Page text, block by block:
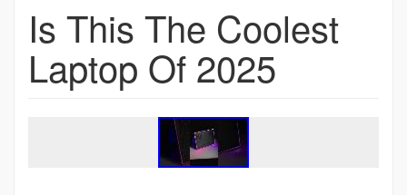
Is This The Coolest
Laptop Of 2025